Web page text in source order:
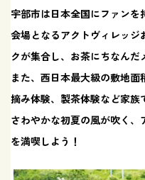
宇部市は日本全国にファンを
会場となるアクトヴィレッジ
クが集合し、お茶にちなんだ
また、西日本最大級の敷地
摘み体験、製茶体験など家族
さわやかな初夏の風が吹く
を満喫しよう！